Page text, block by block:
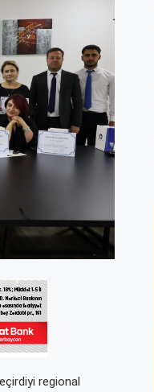
regional